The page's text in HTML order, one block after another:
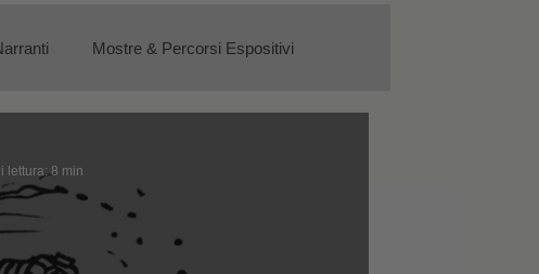
Mostre & Percorsi Espositivi
lettura: 8 min